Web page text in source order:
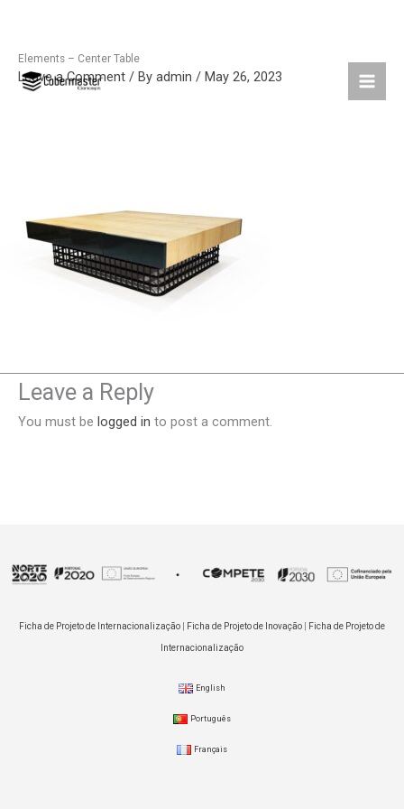
SkipElements – Center Table
Leave a Comment / By admin / May 26, 2023
Leave a Reply
You must be logged in to post a comment.
Ficha de Projeto de Internacionalização Ficha de Projeto de Inovação Ficha de Projeto de
Internacionalização
English
Português
Français